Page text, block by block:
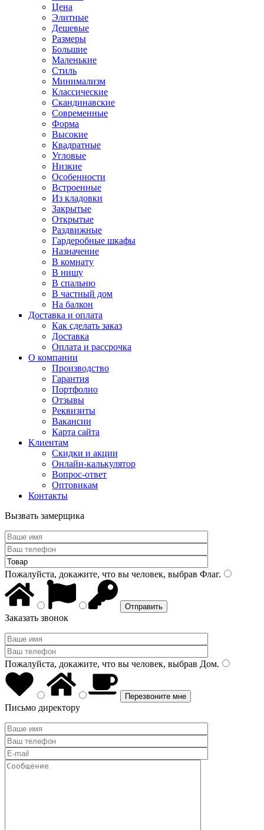
Цена
Элитные
Дешевые
Размеры
Большие
Маленькие
Стиль
Минимализм
Классические
Скандинавские
Современные
Форма
Высокие
Квадратные
Угловые
Низкие
Особенности
Встроенные
Из кладовки
Закрытые
Открытые
Раздвижные
Гардеробные шкафы
Назначение
В комнату
В нишу
В спальню
В частный дом
На балкон
Доставка и оплата
Как сделать заказ
Доставка
Оплата и рассрочка
О компании
Производство
Гарантия
Портфолио
Отзывы
Реквизиты
Вакансии
Карта сайта
Клиентам
Скидки и акции
Онлайн-калькулятор
Вопрос-ответ
Оптовикам
Контакты
Вызвать замерщика
Пожалуйста, докажите, что вы человек, выбрав Флаг.
Заказать звонок
Пожалуйста, докажите, что вы человек, выбрав Дом.
Письмо директору